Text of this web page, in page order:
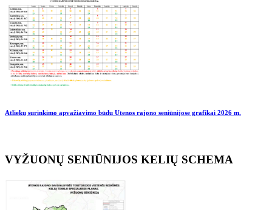
Atliekų surinkimo apvažiavimo būdu Utenos rajono seniūnijose grafikai 2026 m.
VYŽUONŲ SENIŪNIJOS KELIŲ SCHEMA